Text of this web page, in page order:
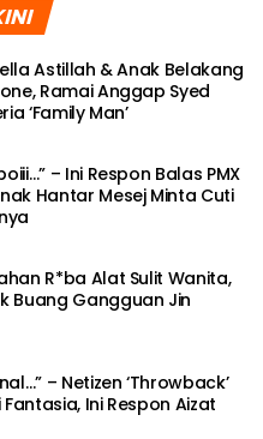
Astillah & Anak Belakang
Ramai Anggap Syed
‘Family Man’
– Ini Respon Balas PMX
Hantar Mesej Minta Cuti
R*ba Alat Sulit Wanita,
Buang Gangguan Jin
– Netizen ‘Throwback’
Ini Respon Aizat